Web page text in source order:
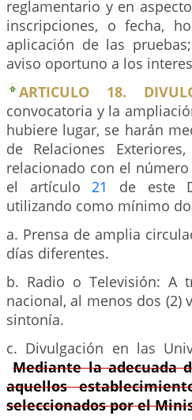
reglamentario y en
inscripciones, o fecha,
aplicación de las
aviso oportuno a los
ARTICULO 18.
convocatoria y la
hubiere lugar, se harán
de Relaciones
relacionado con el
el artículo21
de este
utilizando como mínimo
a. Prensa de amplia
días diferentes.
b. Radio o Televisión: A
nacional, al menos dos (2)
sintonía.
c. Divulgación en las
Mediante la adecuada
aquellos
seleccionados por el